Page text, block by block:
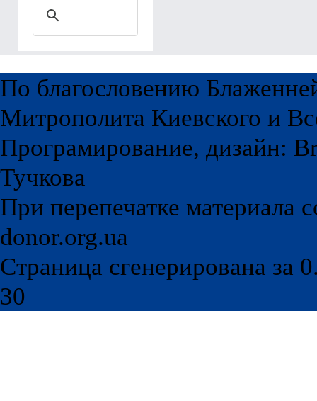
По благословению
Митрополита Киевского и
Програмирование, дизайн:
Тучкова
При перепечатке материала
donor.org.ua
Страница сгенерирована за
30